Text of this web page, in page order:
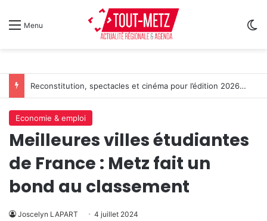
Menu
Reconstitution, spectacles et cinéma pour l’édition 2026 de « Ça tombe comme à Gravelotte »
Economie & emploi
Meilleures villes étudiantes
de France : Metz fait un
bond au classement
Joscelyn LAPART 4 juillet 2024